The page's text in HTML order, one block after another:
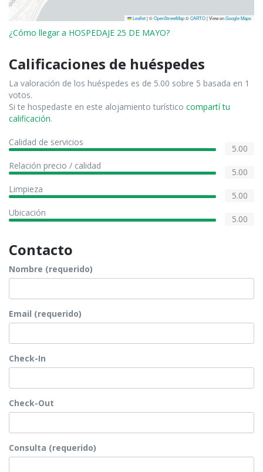
Leaflet|©OpenStreetMap©CARTO| View onGoogle Maps
¿Cómo llegar a HOSPEDAJE 25 DE MAYO?
Calificaciones de huéspedes
La valoración de los huéspedes es de 5.00 sobre 5 basada en 1
votos.
Si te hospedaste en este alojamiento turístico compartí tu
calificación.
Calidad de servicios
5.00
Relación precio / calidad
5.00
Limpieza
5.00
Ubicación
5.00
Contacto
Nombre (requerido)
Email (requerido)
Check-In
Check-Out
Consulta (requerido)